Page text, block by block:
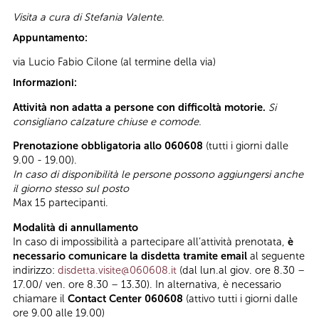
Visita a cura di Stefania Valente.
Appuntamento:
via Lucio Fabio Cilone (al termine della via)
Informazioni:
Attività non adatta a persone con difficoltà motorie. Si
consigliano calzature chiuse e comode.
Prenotazione obbligatoria allo 060608 (tutti i giorni dalle
9.00 - 19.00).
In caso di disponibilità le persone possono aggiungersi anche
il giorno stesso sul posto
Max 15 partecipanti.
Modalità di annullamento
In caso di impossibilità a partecipare all’attività prenotata, è
necessario comunicare la disdetta tramite email al seguente
indirizzo: disdetta.visite@060608.it (dal lun.al giov. ore 8.30 –
17.00/ ven. ore 8.30 – 13.30). In alternativa, è necessario
chiamare il Contact Center 060608 (attivo tutti i giorni dalle
ore 9.00 alle 19.00)